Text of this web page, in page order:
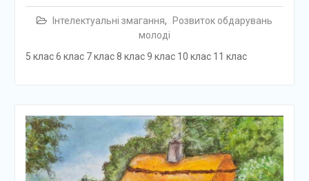
Інтелектуальні змагання,
Розвиток обдарувань
молоді
5 клас 6 клас 7 клас 8 клас 9 клас 10 клас 11 клас